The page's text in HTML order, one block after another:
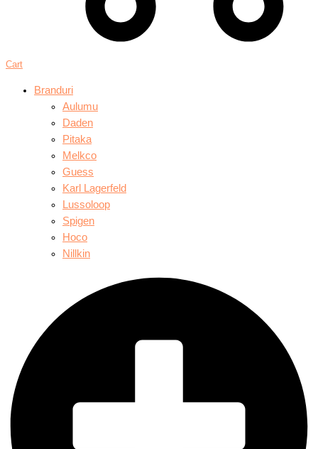
Cart
Branduri
Aulumu
Daden
Pitaka
Melkco
Guess
Karl Lagerfeld
Lussoloop
Spigen
Hoco
Nillkin